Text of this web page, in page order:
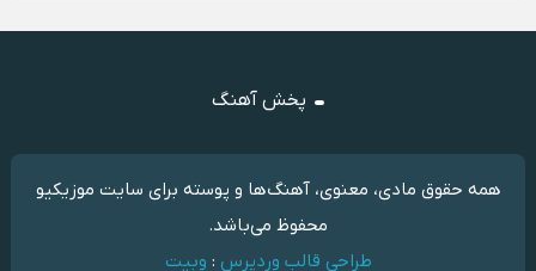
پخش آهنگ
همه حقوق مادی، معنوی، آهنگ‌ها و پوسته برای سایت موزیکیو
محفوظ می‌باشد.
طراحی قالب وردپرس : وبیت